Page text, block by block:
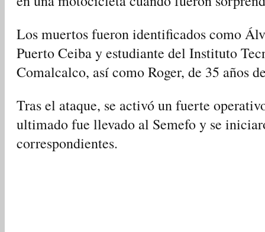
Los muertos fueron identificados como
Puerto Ceiba y estudiante del Instituto
Comalcalco, así como Roger, de 35 años
Tras el ataque, se activó un fuerte
ultimado fue llevado al Semefo y se
correspondientes.